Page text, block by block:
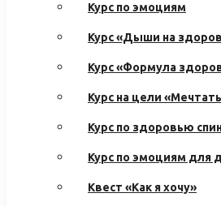
Курс по эмоциям
Курс «Дыши на
Курс «Формула
Курс на цели
Курс по здоровью
Курс по эмоциям для
Квест «Как я хочу»